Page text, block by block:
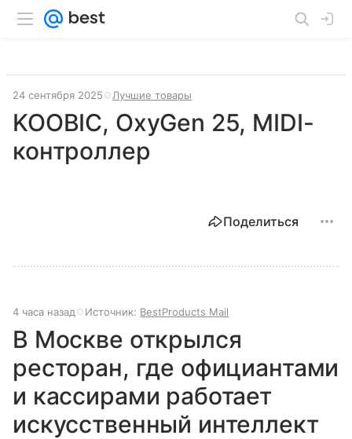
24 сентября 2025 Лучшие товары
KOOBIC, OxyGen 25, MIDI-
контроллер
Поделиться
4 часа назад Источник: BestProducts Mail
В Москве открылся
ресторан, где официантами
и кассирами работает
искусственный интеллект